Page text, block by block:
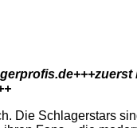
Die Schlagerstars